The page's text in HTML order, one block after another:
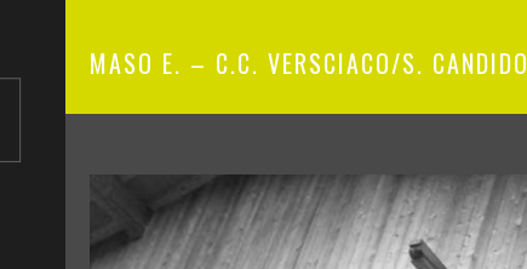
MASO E. – C.C. VERSCIACO/S. CANDIDO